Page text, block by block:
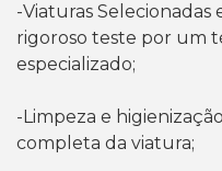
-Viaturas Selecionadas
rigoroso teste por um
especializado;
-Limpeza e higienização
completa da viatura;